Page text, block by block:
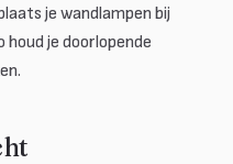
je wandlampen bij
je doorlopende